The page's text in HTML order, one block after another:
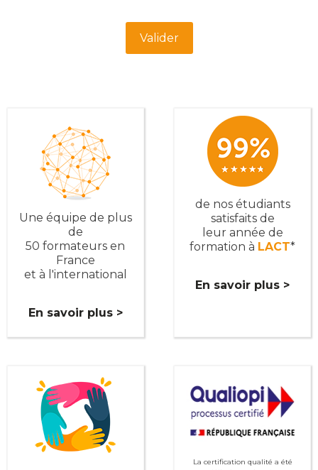
Valider
Une équipe de plus
de
50 formateurs en
France
et à l'international
En savoir plus >
de nos étudiants
satisfaits de
leur année de
formation à LACT*
En savoir plus >
La certification qualité a été